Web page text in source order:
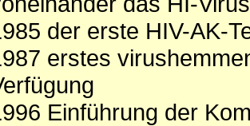
der erste HIV-AK-
erstes
Einführung der